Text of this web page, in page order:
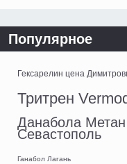
Популярное
Гексарелин цена
Тритрен
Данабола
Севастополь
Ганабол Лагань